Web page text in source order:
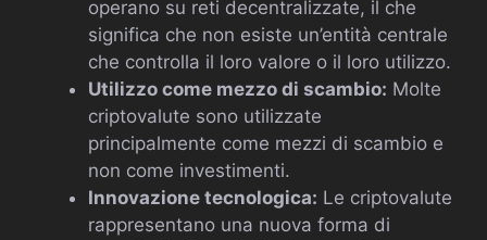
operano su reti decentralizzate, il che
significa che non esiste un’entità centrale
che controlla il loro valore o il loro utilizzo.
Utilizzo come mezzo di scambio: Molte
criptovalute sono utilizzate
principalmente come mezzi di scambio e
non come investimenti.
Innovazione tecnologica: Le criptovalute
rappresentano una nuova forma di